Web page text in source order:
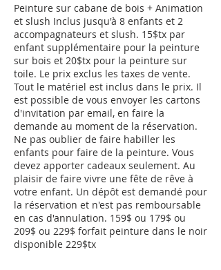
Peinture sur cabane de bois + Animation
et slush Inclus jusqu'à 8 enfants et 2
accompagnateurs et slush. 15$tx par
enfant supplémentaire pour la peinture
sur bois et 20$tx pour la peinture sur
toile. Le prix exclus les taxes de vente.
Tout le matériel est inclus dans le prix. Il
est possible de vous envoyer les cartons
d'invitation par email, en faire la
demande au moment de la réservation.
Ne pas oublier de faire habiller les
enfants pour faire de la peinture. Vous
devez apporter cadeaux seulement. Au
plaisir de faire vivre une fête de rêve à
votre enfant. Un dépôt est demandé pour
la réservation et n'est pas remboursable
en cas d'annulation. 159$ ou 179$ ou
209$ ou 229$ forfait peinture dans le noir
disponible 229$tx